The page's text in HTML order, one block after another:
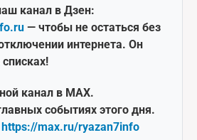
канал в Дзен:
— чтобы не остаться без
интернета. Он
канал в MAX.
событиях этого дня.
https://max.ru/ryazan7info